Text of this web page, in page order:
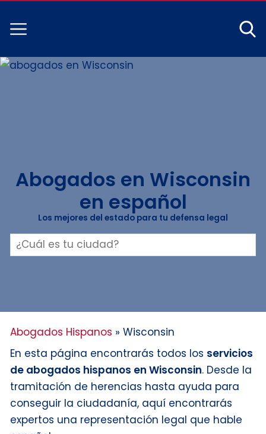
Abogados en Wisconsin
en español
Los mejores del estado para tu defensa legal
Buscar
Abogados Hispanos » Wisconsin
En esta página encontrarás todos los servicios
de abogados hispanos en Wisconsin. Desde la
tramitación de herencias hasta ayuda para
conseguir la ciudadanía, aquí encontrarás
expertos una representación legal que hable